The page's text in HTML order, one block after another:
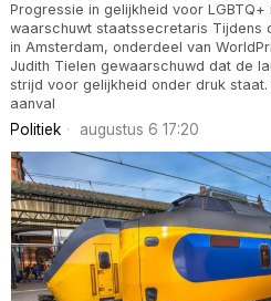
Progressie in gelijkheid voor
waarschuwt staatssecretaris Tijdens
in Amsterdam, onderdeel van
Judith Tielen gewaarschuwd dat de
strijd voor gelijkheid onder druk
aanval
Politiek augustus 6 17:20